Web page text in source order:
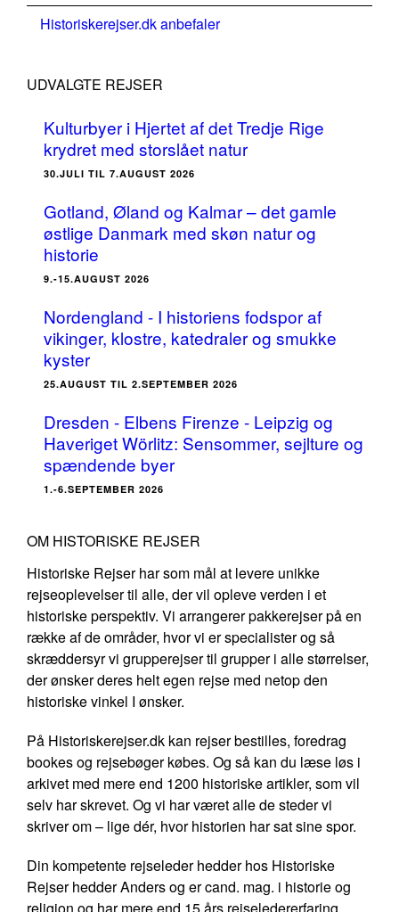
Historiskerejser.dk anbefaler
UDVALGTE REJSER
Kulturbyer i Hjertet af det Tredje Rige
krydret med storslået natur
30.JULI TIL 7.AUGUST 2026
Gotland, Øland og Kalmar – det gamle
østlige Danmark med skøn natur og
historie
9.-15.AUGUST 2026
Nordengland - I historiens fodspor af
vikinger, klostre, katedraler og smukke
kyster
25.AUGUST TIL 2.SEPTEMBER 2026
Dresden - Elbens Firenze - Leipzig og
Haveriget Wörlitz: Sensommer, sejlture og
spændende byer
1.-6.SEPTEMBER 2026
OM HISTORISKE REJSER
Historiske Rejser har som mål at levere unikke
rejseoplevelser til alle, der vil opleve verden i et
historiske perspektiv. Vi arrangerer pakkerejser på en
række af de områder, hvor vi er specialister og så
skræddersyr vi grupperejser til grupper i alle størrelser,
der ønsker deres helt egen rejse med netop den
historiske vinkel I ønsker.
På Historiskerejser.dk kan rejser bestilles, foredrag
bookes og rejsebøger købes. Og så kan du læse løs i
arkivet med mere end 1200 historiske artikler, som vil
selv har skrevet. Og vi har været alle de steder vi
skriver om – lige dér, hvor historien har sat sine spor.
Din kompetente rejseleder hedder hos Historiske
Rejser hedder Anders og er cand. mag. i historie og